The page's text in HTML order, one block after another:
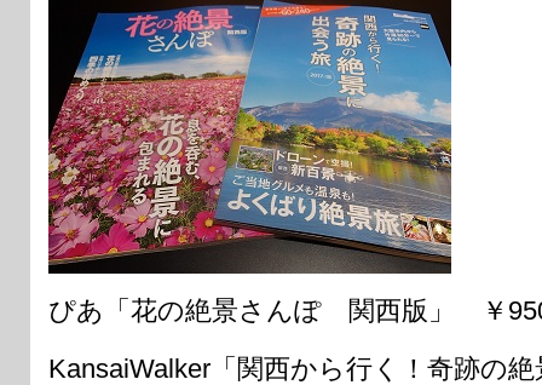
ぴあ「花の絶景さんぽ 関西版」 ￥
KansaiWalker「関西から行く！奇跡の